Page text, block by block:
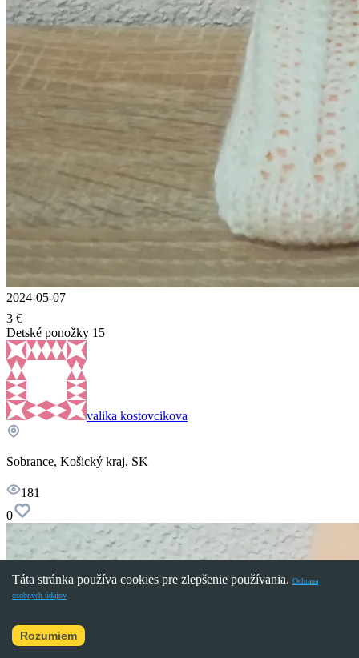
2024-05-07
3 €
Detské ponožky 15
valika kostovcikova
Sobrance, Košický kraj, SK
181
0
Táta stránka používa cookies pre zlepšenie používania. Ochrana
osobných údajov
Rozumiem